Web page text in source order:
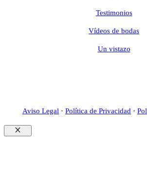
Testimonios
Vídeos de bodas
Un vistazo
Aviso Legal · Política de Privacidad ·
Cerrar